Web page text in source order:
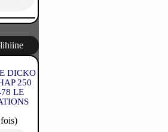
DICKO
250
LE